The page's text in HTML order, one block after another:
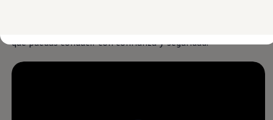
que puedas conducir con confianza y seguridad​.